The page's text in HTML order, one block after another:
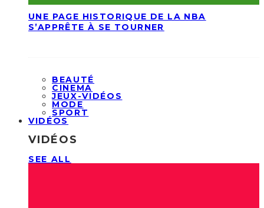
UNE PAGE HISTORIQUE DE LA NBA
S’APPRÊTE À SE TOURNER
BEAUTÉ
CINEMA
JEUX-VIDÉOS
MODE
SPORT
VIDÉOS
VIDÉOS
SEE ALL